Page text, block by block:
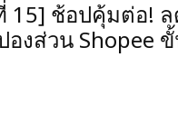
15] ช้อปคุ้มต่อ!
งส่วน Shopee